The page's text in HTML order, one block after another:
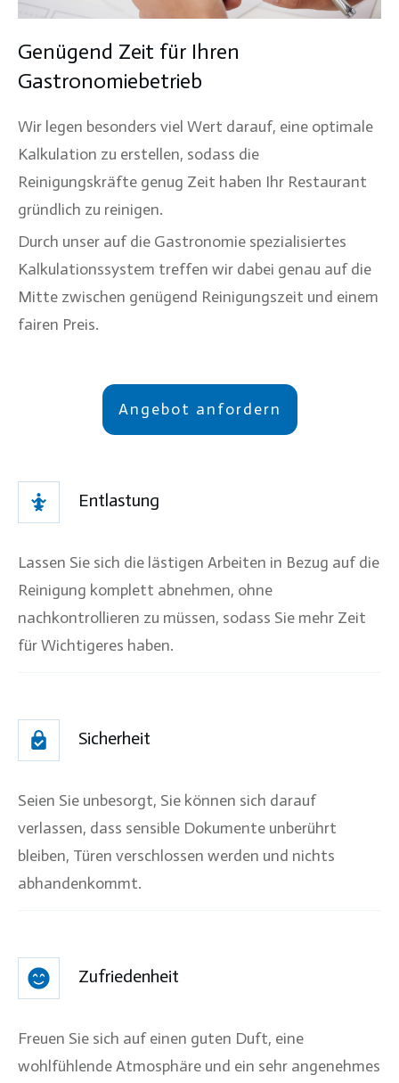
Genügend Zeit für Ihren
Gastronomiebetrieb
Wir legen besonders viel Wert darauf, eine optimale
Kalkulation zu erstellen, sodass die
Reinigungskräfte genug Zeit haben Ihr Restaurant
gründlich zu reinigen.
Durch unser auf die Gastronomie spezialisiertes
Kalkulationssystem treffen wir dabei genau auf die
Mitte zwischen genügend Reinigungszeit und einem
fairen Preis.
Angebot anfordern
Entlastung
Lassen Sie sich die lästigen Arbeiten in Bezug auf die
Reinigung komplett abnehmen, ohne
nachkontrollieren zu müssen, sodass Sie mehr Zeit
für Wichtigeres haben.
Sicherheit
Seien Sie unbesorgt, Sie können sich darauf
verlassen, dass sensible Dokumente unberührt
bleiben, Türen verschlossen werden und nichts
abhandenkommt.
Zufriedenheit
Freuen Sie sich auf einen guten Duft, eine
wohlfühlende Atmosphäre und ein sehr angenehmes